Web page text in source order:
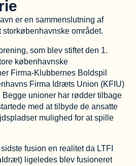
er en sammenslutning af
området.
som blev stiftet den 1.
københavnske
Firma-Klubbernes Boldspil
Firma Idræts Union (KFIU)
Begge unioner har rødder tilbage
med at tilbyde de ansatte
mulighed for at spille
fusion en realitet da LTFI
ligeledes blev fusioneret